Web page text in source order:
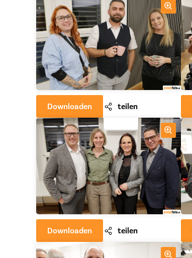
Downloaden teilen
Downloaden teilen